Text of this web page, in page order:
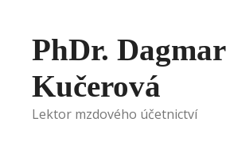
PhDr. Dagmar
Kučerová
Lektor mzdového účetnictví